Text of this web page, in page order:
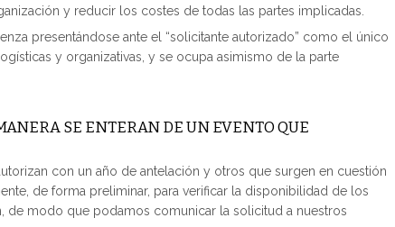
y reducir los costes de todas las partes implicadas.
presentándose ante el “solicitante autorizado” como el único
y organizativas, y se ocupa asimismo de la parte
SE ENTERAN DE UN EVENTO QUE
con un año de antelación y otros que surgen en cuestión
de forma preliminar, para verificar la disponibilidad de los
de modo que podamos comunicar la solicitud a nuestros